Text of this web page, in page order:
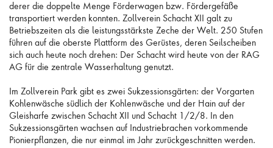
derer die doppelte Menge Förderwagen bzw. Fördergefäße
transportiert werden konnten. Zollverein Schacht XII galt zu
Betriebszeiten als die leistungsstärkste Zeche der Welt. 250 Stufen
führen auf die oberste Plattform des Gerüstes, deren Seilscheiben
sich auch heute noch drehen: Der Schacht wird heute von der RAG
AG für die zentrale Wasserhaltung genutzt.
Im Zollverein Park gibt es zwei Sukzessionsgärten: der Vorgarten
Kohlenwäsche südlich der Kohlenwäsche und der Hain auf der
Gleisharfe zwischen Schacht XII und Schacht 1/2/8. In den
Sukzessionsgärten wachsen auf Industriebrachen vorkommende
Pionierpflanzen, die nur einmal im Jahr zurückgeschnitten werden.